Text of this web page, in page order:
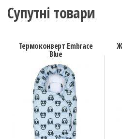
Супутні товари
Термоконверт Embrace
Blue